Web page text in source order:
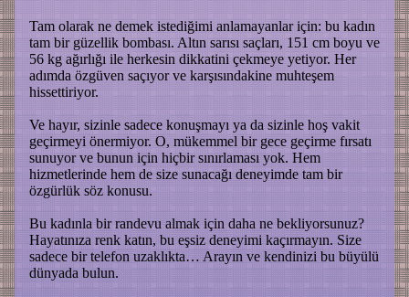
Tam olarak ne demek istediğimi anlamayanlar için: bu kadın
tam bir güzellik bombası. Altın sarısı saçları, 151 cm boyu ve
56 kg ağırlığı ile herkesin dikkatini çekmeye yetiyor. Her
adımda özgüven saçıyor ve karşısındakine muhteşem
hissettiriyor.
Ve hayır, sizinle sadece konuşmayı ya da sizinle hoş vakit
geçirmeyi önermiyor. O, mükemmel bir gece geçirme fırsatı
sunuyor ve bunun için hiçbir sınırlaması yok. Hem
hizmetlerinde hem de size sunacağı deneyimde tam bir
özgürlük söz konusu.
Bu kadınla bir randevu almak için daha ne bekliyorsunuz?
Hayatınıza renk katın, bu eşsiz deneyimi kaçırmayın. Size
sadece bir telefon uzaklıkta… Arayın ve kendinizi bu büyülü
dünyada bulun.